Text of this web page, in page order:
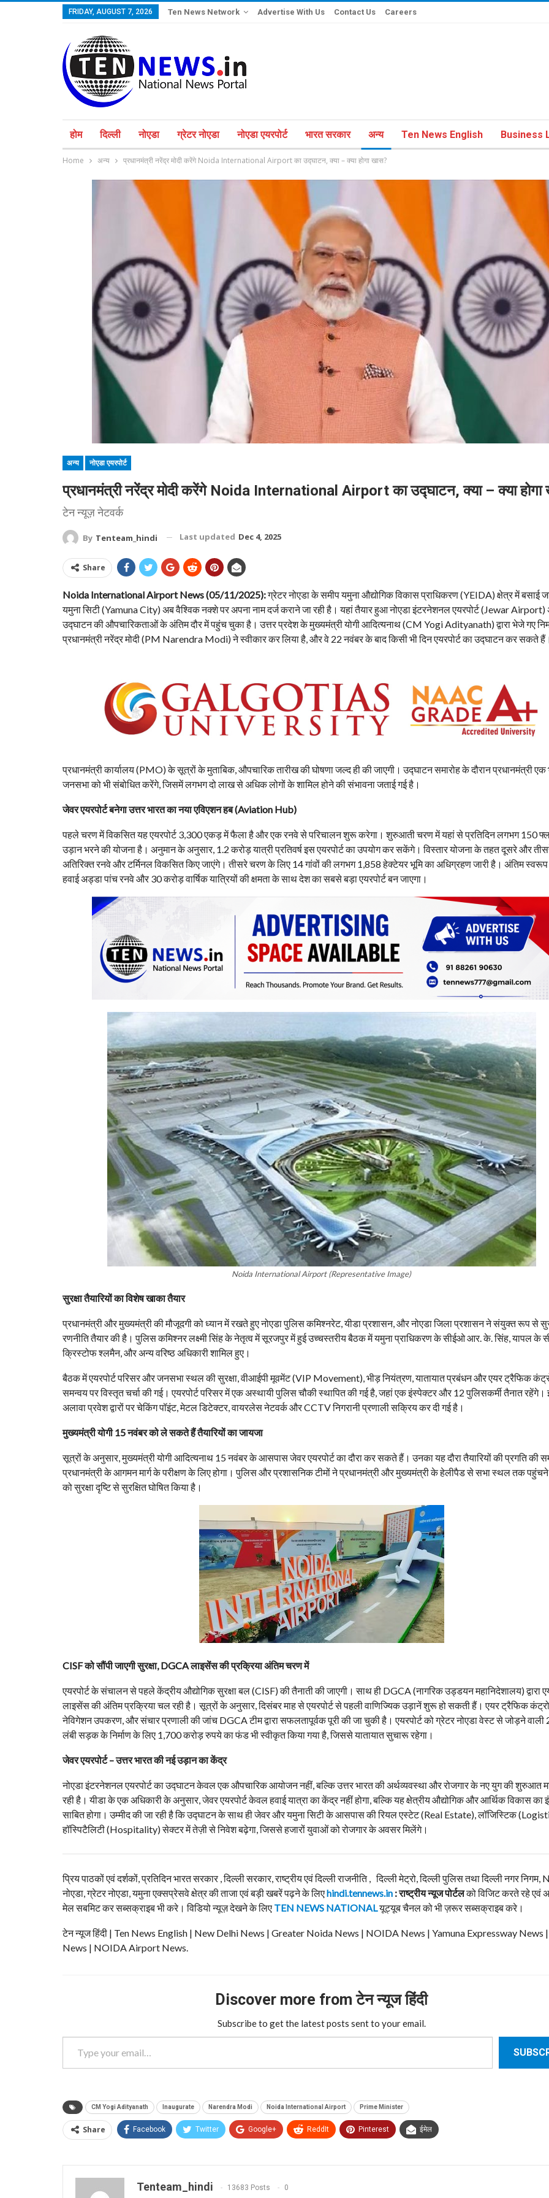
FRIDAY, AUGUST 7, 2026 Ten News Network Advertise With Us Contact Us Careers
होम दिल्ली नोएडा ग्रेटर नोएडा नोएडा एयरपोर्ट भारत सरकार अन्य Ten News English Business
Home अन्य प्रधानमंत्री नरेंद्र मोदी करेंगे Noida International Airport का उद्घाटन, क्या – क्या होगा खास?
अन्य नोएडा एयरपोर्ट
प्रधानमंत्री नरेंद्र मोदी करेंगे Noida International Airport का उद्घाटन, क्या – क्या होगा
टेन न्यूज़ नेटवर्क
By Tenteam_hindi Last updated Dec 4, 2025
Share
Noida International Airport News (05/11/2025):ग्रेटर नोएडा के समीप यमुना औद्योगिक विकास प्राधिकरण (YEIDA) क्षेत्र में बसाई
यमुना सिटी (Yamuna City) अब वैश्विक नक्शे पर अपना नाम दर्ज कराने जा रही है। यहां तैयार हुआ नोएडा इंटरनेशनल एयरपोर्ट (Jewar
उद्घाटन की औपचारिकताओं के अंतिम दौर में पहुंच चुका है। उत्तर प्रदेश के मुख्यमंत्री योगी आदित्यनाथ (CM Yogi Adityanath) द्वारा भेजे गए
प्रधानमंत्री नरेंद्र मोदी (PM Narendra Modi) ने स्वीकार कर लिया है, और वे 22 नवंबर के बाद किसी भी दिन एयरपोर्ट का उद्घाटन कर सकते हैं।
प्रधानमंत्री कार्यालय (PMO) के सूत्रों के मुताबिक, औपचारिक तारीख की घोषणा जल्द ही की जाएगी। उद्घाटन समारोह के दौरान प्रधानमंत्री एक
जनसभा को भी संबोधित करेंगे, जिसमें लगभग दो लाख से अधिक लोगों के शामिल होने की संभावना जताई गई है।
जेवर एयरपोर्ट बनेगा उत्तर भारत का नया एविएशन हब (Aviation Hub)
पहले चरण में विकसित यह एयरपोर्ट 3,300 एकड़ में फैला है और एक रनवे से परिचालन शुरू करेगा। शुरुआती चरण में यहां से प्रतिदिन लगभग 150
उड़ान भरने की योजना है। अनुमान के अनुसार, 1.2 करोड़ यात्री प्रतिवर्ष इस एयरपोर्ट का उपयोग कर सकेंगे। विस्तार योजना के तहत दूसरे और
अतिरिक्त रनवे और टर्मिनल विकसित किए जाएंगे। तीसरे चरण के लिए 14 गांवों की लगभग 1,858 हेक्टेयर भूमि का अधिग्रहण जारी है। अंतिम
हवाई अड्डा पांच रनवे और 30 करोड़ वार्षिक यात्रियों की क्षमता के साथ देश का सबसे बड़ा एयरपोर्ट बन जाएगा।
Noida International Airport (Representative Image)
सुरक्षा तैयारियों का विशेष खाका तैयार
प्रधानमंत्री और मुख्यमंत्री की मौजूदगी को ध्यान में रखते हुए नोएडा पुलिस कमिश्नरेट, यीडा प्रशासन, और नोएडा जिला प्रशासन ने संयुक्त रूप से
रणनीति तैयार की है। पुलिस कमिश्नर लक्ष्मी सिंह के नेतृत्व में सूरजपुर में हुई उच्चस्तरीय बैठक में यमुना प्राधिकरण के सीईओ आर. के. सिंह, यापल के
क्रिस्टोफ श्लमैन, और अन्य वरिष्ठ अधिकारी शामिल हुए।
बैठक में एयरपोर्ट परिसर और जनसभा स्थल की सुरक्षा, वीआईपी मूवमेंट (VIP Movement), भीड़ नियंत्रण, यातायात प्रबंधन और एयर ट्रैफिक
समन्वय पर विस्तृत चर्चा की गई। एयरपोर्ट परिसर में एक अस्थायी पुलिस चौकी स्थापित की गई है, जहां एक इंस्पेक्टर और 12 पुलिसकर्मी तैनात
अलावा प्रवेश द्वारों पर चेकिंग पॉइंट, मेटल डिटेक्टर, वायरलेस नेटवर्क और CCTV निगरानी प्रणाली सक्रिय कर दी गई है।
मुख्यमंत्री योगी 15 नवंबर को ले सकते हैं तैयारियों का जायजा
सूत्रों के अनुसार, मुख्यमंत्री योगी आदित्यनाथ 15 नवंबर के आसपास जेवर एयरपोर्ट का दौरा कर सकते हैं। उनका यह दौरा तैयारियों की प्रगति की
प्रधानमंत्री के आगमन मार्ग के परीक्षण के लिए होगा। पुलिस और प्रशासनिक टीमों ने प्रधानमंत्री और मुख्यमंत्री के हेलीपैड से सभा स्थल तक पहुंचने
को सुरक्षा दृष्टि से सुरक्षित घोषित किया है।
CISF को सौंपी जाएगी सुरक्षा, DGCA लाइसेंस की प्रक्रिया अंतिम चरण में
एयरपोर्ट के संचालन से पहले केंद्रीय औद्योगिक सुरक्षा बल (CISF) की तैनाती की जाएगी। साथ ही DGCA (नागरिक उड्डयन महानिदेशालय) द्वारा
लाइसेंस की अंतिम प्रक्रिया चल रही है। सूत्रों के अनुसार, दिसंबर माह से एयरपोर्ट से पहली वाणिज्यिक उड़ानें शुरू हो सकती हैं। एयर ट्रैफिक
नेविगेशन उपकरण, और संचार प्रणाली की जांच DGCA टीम द्वारा सफलतापूर्वक पूरी की जा चुकी है। एयरपोर्ट को ग्रेटर नोएडा वेस्ट से जोड़ने वाली
लंबी सड़क के निर्माण के लिए 1,700 करोड़ रुपये का फंड भी स्वीकृत किया गया है, जिससे यातायात सुचारू रहेगा।
जेवर एयरपोर्ट – उत्तर भारत की नई उड़ान का केंद्र
नोएडा इंटरनेशनल एयरपोर्ट का उद्घाटन केवल एक औपचारिक आयोजन नहीं, बल्कि उत्तर भारत की अर्थव्यवस्था और रोजगार के नए युग की शुरुआत
रही है। यीडा के एक अधिकारी के अनुसार, जेवर एयरपोर्ट केवल हवाई यात्रा का केंद्र नहीं होगा, बल्कि यह क्षेत्रीय औद्योगिक और आर्थिक विकास का
साबित होगा। उम्मीद की जा रही है कि उद्घाटन के साथ ही जेवर और यमुना सिटी के आसपास की रियल एस्टेट (Real Estate), लॉजिस्टिक
हॉस्पिटैलिटी (Hospitality) सेक्टर में तेज़ी से निवेश बढ़ेगा, जिससे हजारों युवाओं को रोजगार के अवसर मिलेंगे।
प्रिय पाठकों एवं दर्शकों, प्रतिदिन भारत सरकार , दिल्ली सरकार, राष्ट्रीय एवं दिल्ली राजनीति , दिल्ली मेट्रो, दिल्ली पुलिस तथा दिल्ली नगर निगम,
नोएडा, ग्रेटर नोएडा, यमुना एक्सप्रेसवे क्षेत्र की ताजा एवं बड़ी खबरें पढ़ने के लिएhindi.tennews.in : राष्ट्रीय न्यूज पोर्टलको विजिट करते रहे एवं
मेल सबमिट कर सब्सक्राइब भी करे। विडियो न्यूज़ देखने के लिए TEN NEWS NATIONAL यूट्यूब चैनल को भी ज़रूर सब्सक्राइब करे।
टेन न्यूज हिंदी | Ten News English | New Delhi News | Greater Noida News | NOIDA News | Yamuna Expressway News
News | NOIDA Airport News.
Discover more from टेन न्यूज हिंदी
Subscribe to get the latest posts sent to your email.
Type your email…
CM Yogi Adityanath Inaugurate Narendra Modi Noida International Airport Prime Minister
Share Facebook Twitter Google+ ReddIt Pinterest ईमेल
Tenteam_hindi 13683 Posts 0